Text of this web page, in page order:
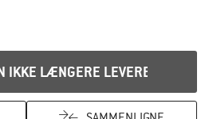
IKKE LÆNGERE LEVERES